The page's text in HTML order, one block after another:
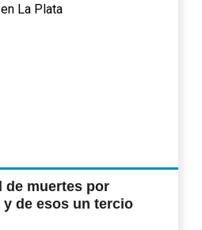
de muertes por
de esos un tercio